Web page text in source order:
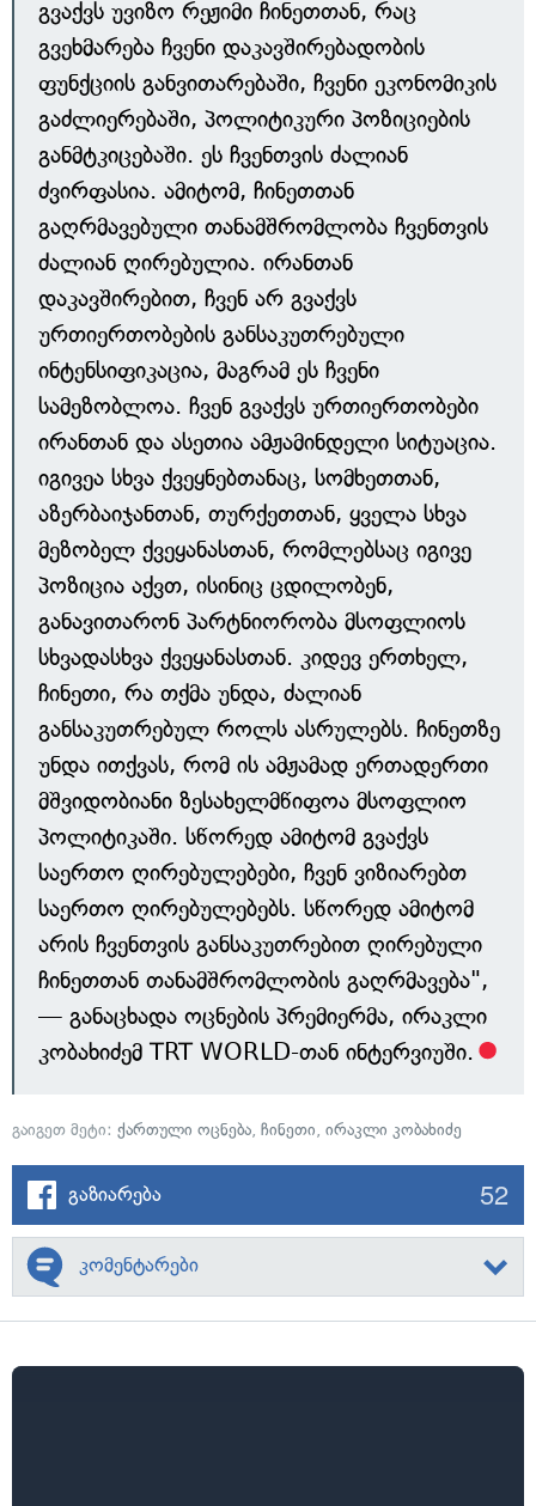
გვაქვს უვიზო რეჟიმი ჩინეთთან, რაც
გვეხმარება ჩვენი დაკავშირებადობის
ფუნქციის განვითარებაში, ჩვენი ეკონომიკის
გაძლიერებაში, პოლიტიკური პოზიციების
განმტკიცებაში. ეს ჩვენთვის ძალიან
ძვირფასია. ამიტომ, ჩინეთთან
გაღრმავებული თანამშრომლობა ჩვენთვის
ძალიან ღირებულია. ირანთან
დაკავშირებით, ჩვენ არ გვაქვს
ურთიერთობების განსაკუთრებული
ინტენსიფიკაცია, მაგრამ ეს ჩვენი
სამეზობლოა. ჩვენ გვაქვს ურთიერთობები
ირანთან და ასეთია ამჟამინდელი სიტუაცია.
იგივეა სხვა ქვეყნებთანაც, სომხეთთან,
აზერბაიჯანთან, თურქეთთან, ყველა სხვა
მეზობელ ქვეყანასთან, რომლებსაც იგივე
პოზიცია აქვთ, ისინიც ცდილობენ,
განავითარონ პარტნიორობა მსოფლიოს
სხვადასხვა ქვეყანასთან. კიდევ ერთხელ,
ჩინეთი, რა თქმა უნდა, ძალიან
განსაკუთრებულ როლს ასრულებს. ჩინეთზე
უნდა ითქვას, რომ ის ამჟამად ერთადერთი
მშვიდობიანი ზესახელმწიფოა მსოფლიო
პოლიტიკაში. სწორედ ამიტომ გვაქვს
საერთო ღირებულებები, ჩვენ ვიზიარებთ
საერთო ღირებულებებს. სწორედ ამიტომ
არის ჩვენთვის განსაკუთრებით ღირებული
ჩინეთთან თანამშრომლობის გაღრმავება",
— განაცხადა ოცნების პრემიერმა, ირაკლი
კობახიძემ TRT WORLD-თან ინტერვიუში.
გაიგეთ მეტი: ქართული ოცნება, ჩინეთი, ირაკლი კობახიძე
გაზიარება 52
კომენტარები